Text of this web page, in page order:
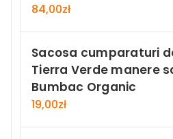
84,00zł
Sacosa cumparaturi
Tierra Verde manere
Bumbac Organic
19,00zł